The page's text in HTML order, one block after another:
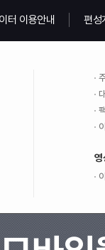
터 이용안내 편성
영